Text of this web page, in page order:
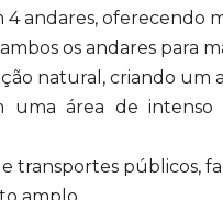
andares, oferecendo
os andares para
natural, criando um
uma área de
transportes públicos,